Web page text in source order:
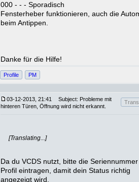
000 - - - Sporadisch
Fensterheber funktionieren, auch die
beim Antippen.
Danke für die Hilfe!
Profile PM
03-12-2013, 21:41
Subject: Probleme mit
hinteren Türen, Öffnung wird nicht erkannt.
[Translating...]
Da du VCDS nutzt, bitte die
Profil eintragen, damit dein Status richtig
angezeigt wird.